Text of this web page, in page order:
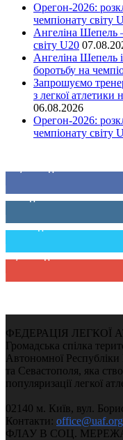
Орегон-2026:
чемпіонату світу
Ангеліна Шепель
світу U20
Ангеліна Шепель
боротьбу на
Запрошуємо
з легкої атлетики
06.08.2026
Орегон-2026:
чемпіонату світу
0 Підписників
234 Підписників
9,370 Підписників
ФЕДЕРАЦІЯ ЛЕГКОЇ
Громадська спілка
Автономної
та Севастополя, яка
популяризації легкої
02140 м. Київ, вул.
Контакти:
ФЛАУ В СОЦ.